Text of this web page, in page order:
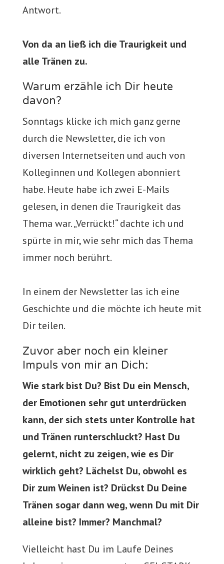
Antwort.
Von da an ließ ich die Traurigkeit und
alle Tränen zu.
Warum erzähle ich Dir heute
davon?
Sonntags klicke ich mich ganz gerne
durch die Newsletter, die ich von
diversen Internetseiten und auch von
Kolleginnen und Kollegen abonniert
habe. Heute habe ich zwei E-Mails
gelesen, in denen die Traurigkeit das
Thema war. „Verrückt!“ dachte ich und
spürte in mir, wie sehr mich das Thema
immer noch berührt.
In einem der Newsletter las ich eine
Geschichte und die möchte ich heute mit
Dir teilen.
Zuvor aber noch ein kleiner
Impuls von mir an Dich:
Wie stark bist Du? Bist Du ein Mensch,
der Emotionen sehr gut unterdrücken
kann, der sich stets unter Kontrolle hat
und Tränen runterschluckt? Hast Du
gelernt, nicht zu zeigen, wie es Dir
wirklich geht? Lächelst Du, obwohl es
Dir zum Weinen ist? Drückst Du Deine
Tränen sogar dann weg, wenn Du mit Dir
alleine bist? Immer? Manchmal?
Vielleicht hast Du im Laufe Deines